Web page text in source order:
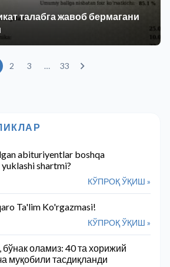
талабга жавоб бермагани
2 3 … 33
abituriyentlar boshqa
shartmi?
КЎПРОҚ ЎҚИШ »
Ta'lim Ko'rgazmasi!
КЎПРОҚ ЎҚИШ »
оламиз: 40 та хорижий
муқобили тасдиқланди